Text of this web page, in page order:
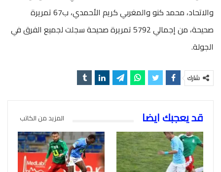
والاتحاد، محمد كنو والمغربي كريم الأحمدي، ب67 تمريرة
صحيحة، من إجمالي 5792 تمريرة صحيحة سجلت لجميع الفرق في
الجولة.
شارك
قد يعجبك ايضا المزيد من الكاتب